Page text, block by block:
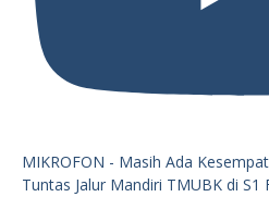
MIKROFON - Masih Ada
Tuntas Jalur Mandiri TMUBK di S1